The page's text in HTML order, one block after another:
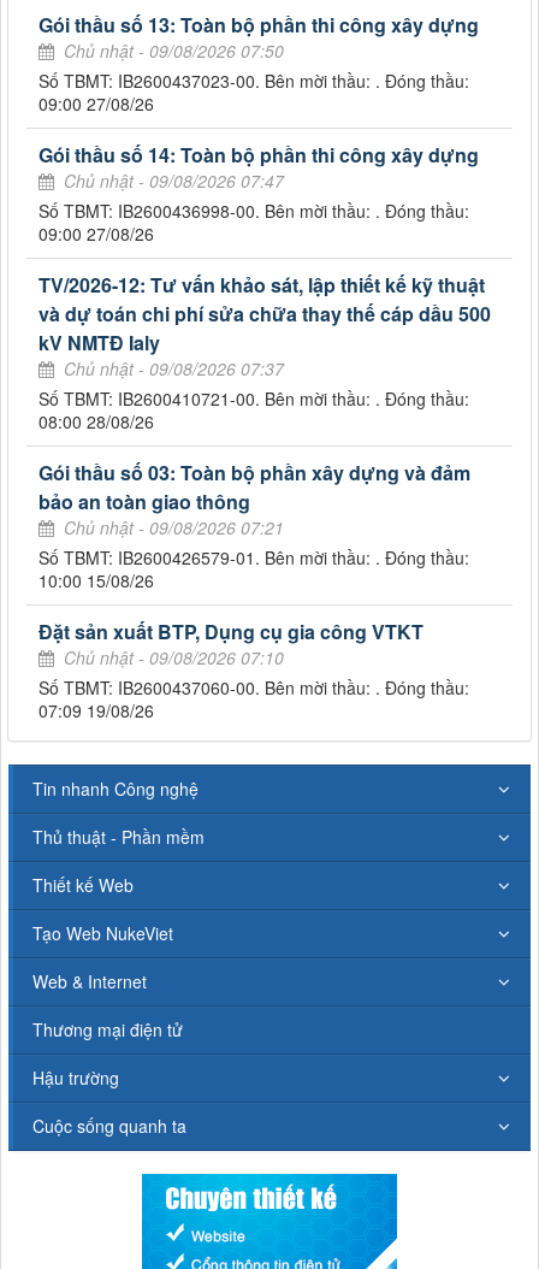
Gói thầu số 13: Toàn bộ phần thi công xây dựng
Chủ nhật - 09/08/2026 07:50
Số TBMT: IB2600437023-00. Bên mời thầu: . Đóng thầu:
09:00 27/08/26
Gói thầu số 14: Toàn bộ phần thi công xây dựng
Chủ nhật - 09/08/2026 07:47
Số TBMT: IB2600436998-00. Bên mời thầu: . Đóng thầu:
09:00 27/08/26
TV/2026-12: Tư vấn khảo sát, lập thiết kế kỹ thuật
và dự toán chi phí sửa chữa thay thế cáp dầu 500
kV NMTĐ Ialy
Chủ nhật - 09/08/2026 07:37
Số TBMT: IB2600410721-00. Bên mời thầu: . Đóng thầu:
08:00 28/08/26
Gói thầu số 03: Toàn bộ phần xây dựng và đảm
bảo an toàn giao thông
Chủ nhật - 09/08/2026 07:21
Số TBMT: IB2600426579-01. Bên mời thầu: . Đóng thầu:
10:00 15/08/26
Đặt sản xuất BTP, Dụng cụ gia công VTKT
Chủ nhật - 09/08/2026 07:10
Số TBMT: IB2600437060-00. Bên mời thầu: . Đóng thầu:
07:09 19/08/26
Tin nhanh Công nghệ
Thủ thuật - Phần mềm
Thiết kế Web
Tạo Web NukeViet
Web & Internet
Thương mại điện tử
Hậu trường
Cuộc sống quanh ta